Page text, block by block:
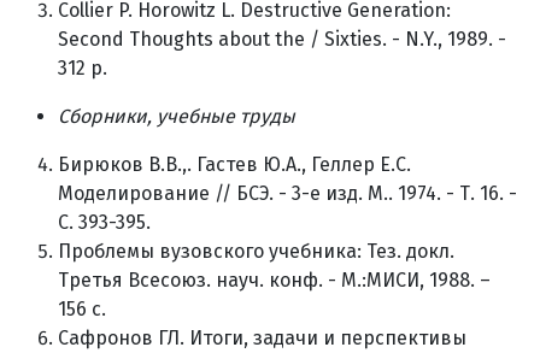
Collier P. Horowitz L. Destructive Generation:
Second Thoughts about the / Sixties. - N.Y., 1989. -
312 p.
Сборники, учебные труды
Бирюков В.В.,. Гастев Ю.А., Геллер Е.С.
Моделирование // БСЭ. - 3-е изд. М.. 1974. - Т. 16. -
С. 393-395.
Проблемы вузовского учебника: Тез. докл.
Третья Всесоюз. науч. конф. - М.:МИСИ, 1988. –
156 с.
Сафронов ГЛ. Итоги, задачи и перспективы